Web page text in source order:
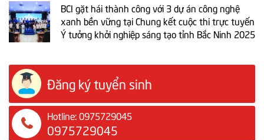
BCI gặt hái thành công với 3 dự án công nghệ
xanh bền vững tại Chung kết cuộc thi trực tuyến
Ý tưởng khởi nghiệp sáng tạo tỉnh Bắc Ninh 2025
Đăng ký tuyển sinh
Hotline: 0975729045
0975729045